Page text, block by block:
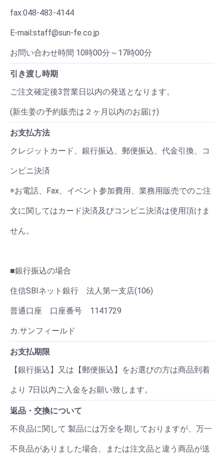
fax:048-483-4144
E-mail:staff@sun-fe.co.jp
お問い合わせ時間 10時00分～17時00分
引き渡し時期
ご注文確定後3営業日以内の発送となります。
(新生姜の予約販売は２ヶ月以内のお届け)
お支払方法
クレジットカード、銀行振込、郵便振込、代金引換、コ
ンビニ決済
※お電話、Fax、イベント参加費用、業務用販売でのご注
文に関してはカード決済及びコンビニ決済は使用頂けま
せん。
■銀行振込の場合
住信SBIネット銀行 法人第一支店(106)
普通口座 口座番号 1141729
カ.サンフィールド
お支払期限
【銀行振込】又は【郵便振込】をお選びの方は商品到着
より 7日以内ご入金をお願い致します。
返品・交換について
不良品に関して 製品には万全を期しておりますが、万一
不良品がありました場合、または注文品と違う商品が送